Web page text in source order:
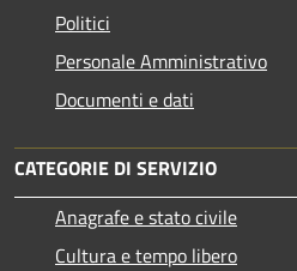
Politici
Personale Amministrativo
Documenti e dati
CATEGORIE DI SERVIZIO
Anagrafe e stato civile
Cultura e tempo libero